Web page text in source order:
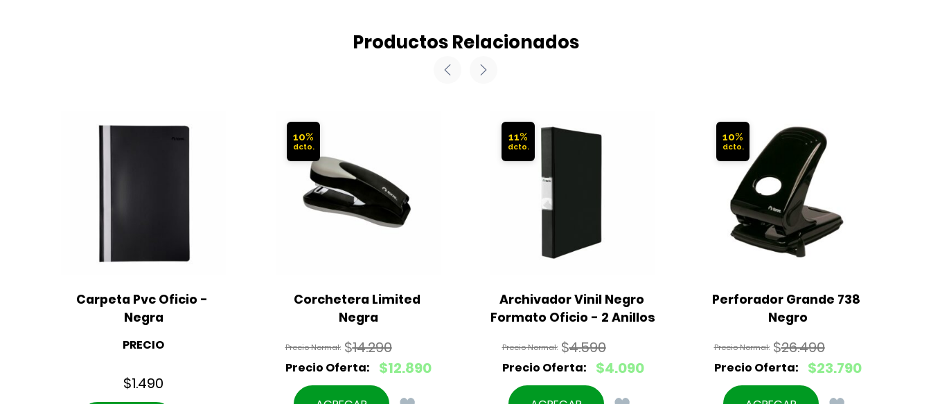
Productos Relacionados
Carpeta Pvc Oficio -
Negra
PRECIO
$1.490
10%
Corchetera Limited
Negra
$14.290
El
precio
original
$12.890
El
11%
Archivador Vinil Negro
Formato Oficio - 2 Anillos
$4.590
El
precio
original
$4.090
El
10%
Perforador Grande 738
Negro
$26.490
El
precio
original
$23.790
El